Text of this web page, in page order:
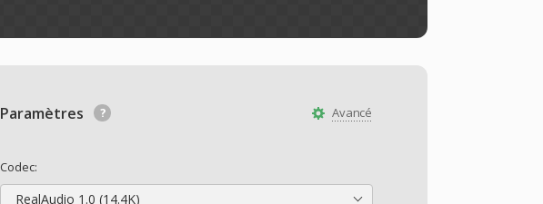
Avancé
Paramètres
Codec:
RealAudio 1.0 (14.4K)